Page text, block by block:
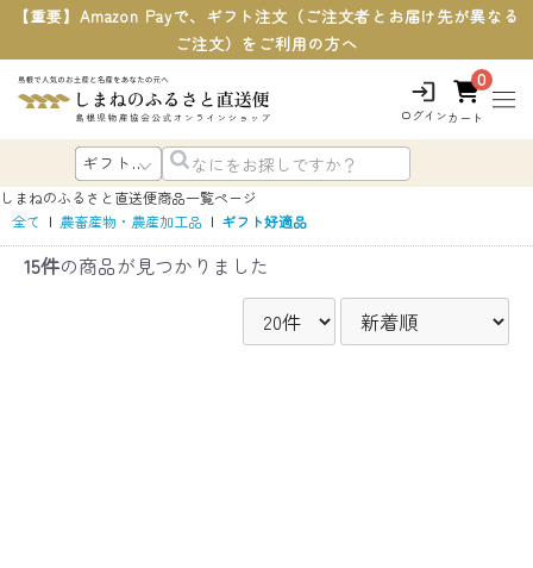
【重要】Amazon Payで、ギフト注文（ご注文者とお届け先が異なる
ご注文）をご利用の方へ
ログイン
0
カート
しまねのふるさと直送便商品一覧ページ
全て | 農畜産物・農産加工品 | ギフト好適品
15件の商品が見つかりました